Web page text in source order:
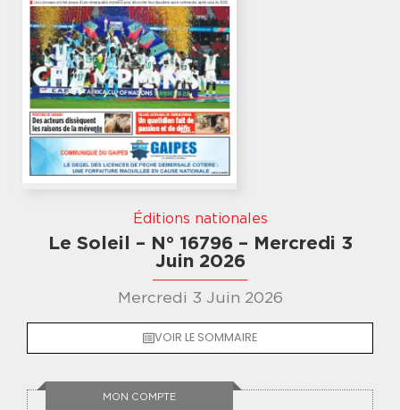
Éditions nationales
Le Soleil – N° 16796 – Mercredi 3
Juin 2026
Mercredi 3 Juin 2026
VOIR LE SOMMAIRE
MON COMPTE